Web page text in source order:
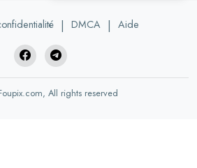
| DMCA | Aide
All rights reserved